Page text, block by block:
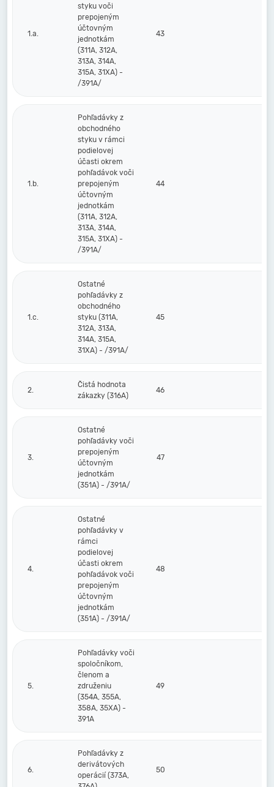
1.a.
styku voči
prepojeným
účtovným
jednotkám
(311A, 312A,
313A, 314A,
315A, 31XA) -
/391A/
43
1.b.
Pohľadávky z
obchodného
styku v rámci
podielovej
účasti okrem
pohľadávok voči
prepojeným
účtovným
jednotkám
(311A, 312A,
313A, 314A,
315A, 31XA) -
/391A/
44
1.c.
Ostatné
pohľadávky z
obchodného
styku (311A,
312A, 313A,
314A, 315A,
31XA) - /391A/
45
2.
Čistá hodnota
zákazky (316A)
46
3.
Ostatné
pohľadávky voči
prepojeným
účtovným
jednotkám
(351A) - /391A/
47
4.
Ostatné
pohľadávky v
rámci
podielovej
účasti okrem
pohľadávok voči
prepojeným
účtovným
jednotkám
(351A) - /391A/
48
5.
Pohľadávky voči
spoločníkom,
členom a
združeniu
(354A, 355A,
358A, 35XA) -
391A
49
6.
Pohľadávky z
derivátových
operácií (373A,
50